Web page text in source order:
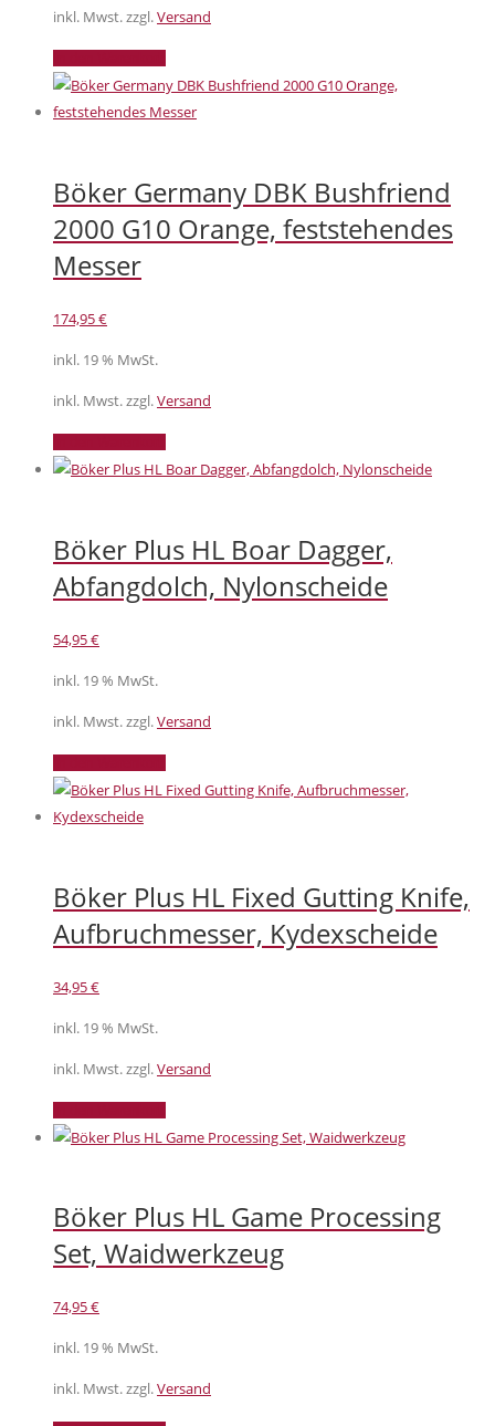
inkl. Mwst. zzgl.Versand
Böker Germany DBK Bushfriend
2000 G10 Orange, feststehendes
Messer
174,95€
inkl. 19 % MwSt.
inkl. Mwst. zzgl.Versand
Böker Plus HL Boar Dagger,
Abfangdolch, Nylonscheide
54,95€
inkl. 19 % MwSt.
inkl. Mwst. zzgl.Versand
Böker Plus HL Fixed Gutting Knife,
Aufbruchmesser, Kydexscheide
34,95€
inkl. 19 % MwSt.
inkl. Mwst. zzgl.Versand
Böker Plus HL Game Processing
Set, Waidwerkzeug
74,95€
inkl. 19 % MwSt.
inkl. Mwst. zzgl.Versand